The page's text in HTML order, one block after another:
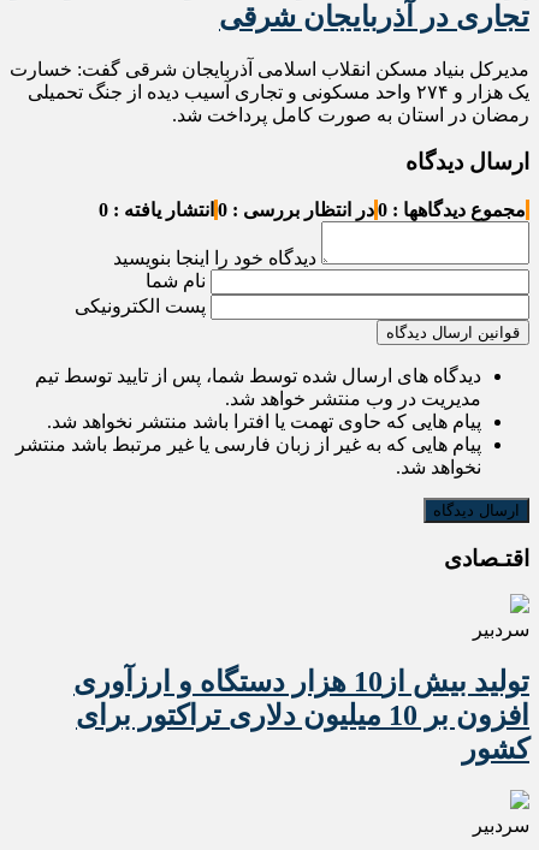
تجاری در آذربایجان شرقی
مدیرکل بنیاد مسکن انقلاب اسلامی آذربایجان شرقی گفت: خسارت
یک هزار و ۲۷۴ واحد مسکونی و تجاری آسیب دیده از جنگ تحمیلی
رمضان در استان به صورت کامل پرداخت شد.
ارسال دیدگاه
مجموع دیدگاهها : 0 در انتظار بررسی : 0 انتشار یافته : 0
دیدگاه خود را اینجا بنویسید
نام شما
پست الکترونیکی
قوانین ارسال دیدگاه
دیدگاه های ارسال شده توسط شما، پس از تایید توسط تیم
مدیریت در وب منتشر خواهد شد.
پیام هایی که حاوی تهمت یا افترا باشد منتشر نخواهد شد.
پیام هایی که به غیر از زبان فارسی یا غیر مرتبط باشد منتشر
نخواهد شد.
اقتـصادی
سردبیر
تولید بیش از10 هزار دستگاه و ارزآوری
افزون بر 10 میلیون دلاری تراکتور برای
کشور
سردبیر